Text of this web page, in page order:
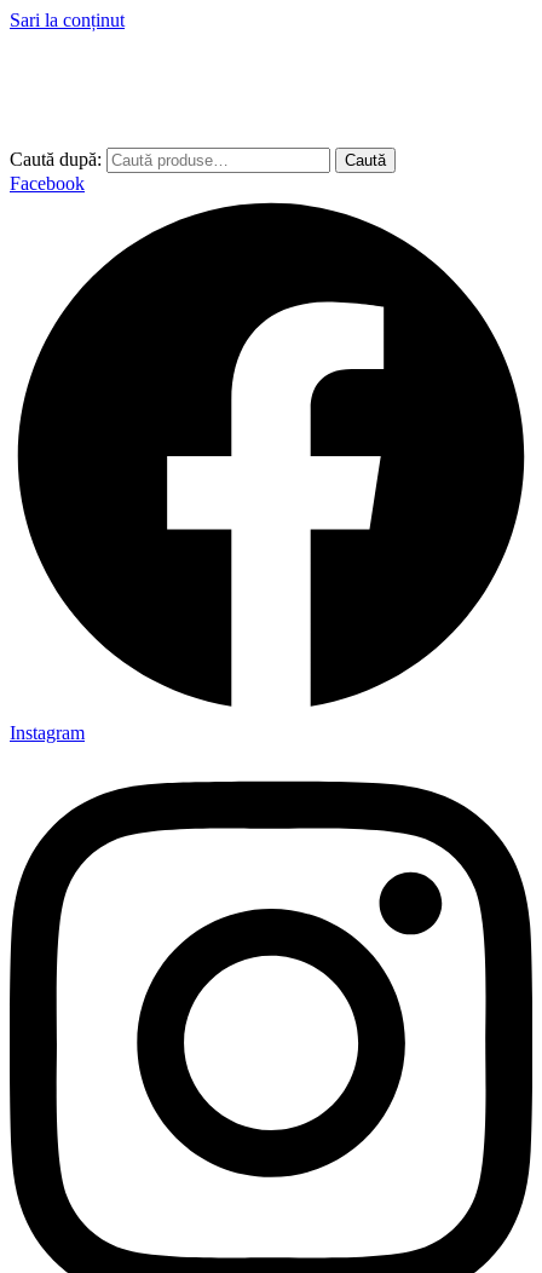
Sari la conținut
Caută după: Caută
Facebook
Instagram